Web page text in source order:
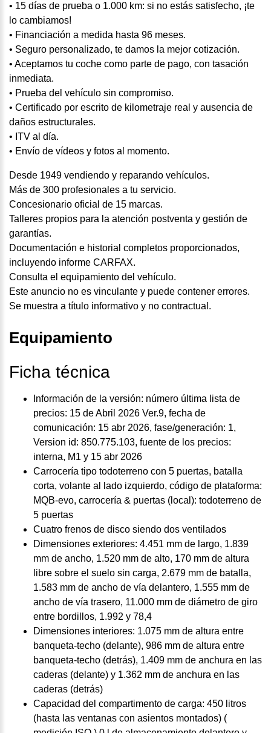
• 15 días de prueba o 1.000 km: si no estás satisfecho, ¡te
lo cambiamos!
• Financiación a medida hasta 96 meses.
• Seguro personalizado, te damos la mejor cotización.
• Aceptamos tu coche como parte de pago, con tasación
inmediata.
• Prueba del vehículo sin compromiso.
• Certificado por escrito de kilometraje real y ausencia de
daños estructurales.
• ITV al día.
• Envío de vídeos y fotos al momento.
Desde 1949 vendiendo y reparando vehículos.
Más de 300 profesionales a tu servicio.
Concesionario oficial de 15 marcas.
Talleres propios para la atención postventa y gestión de
garantías.
Documentación e historial completos proporcionados,
incluyendo informe CARFAX.
Consulta el equipamiento del vehículo.
Este anuncio no es vinculante y puede contener errores.
Se muestra a título informativo y no contractual.
Equipamiento
Ficha técnica
Información de la versión: número última lista de
precios: 15 de Abril 2026 Ver.9, fecha de
comunicación: 15 abr 2026, fase/generación: 1,
Version id: 850.775.103, fuente de los precios:
interna, M1 y 15 abr 2026
Carrocería tipo todoterreno con 5 puertas, batalla
corta, volante al lado izquierdo, código de plataforma:
MQB-evo, carrocería & puertas (local): todoterreno de
5 puertas
Cuatro frenos de disco siendo dos ventilados
Dimensiones exteriores: 4.451 mm de largo, 1.839
mm de ancho, 1.520 mm de alto, 170 mm de altura
libre sobre el suelo sin carga, 2.679 mm de batalla,
1.583 mm de ancho de vía delantero, 1.555 mm de
ancho de vía trasero, 11.000 mm de diámetro de giro
entre bordillos, 1.992 y 78,4
Dimensiones interiores: 1.075 mm de altura entre
banqueta-techo (delante), 986 mm de altura entre
banqueta-techo (detrás), 1.409 mm de anchura en las
caderas (delante) y 1.362 mm de anchura en las
caderas (detrás)
Capacidad del compartimento de carga: 450 litros
(hasta las ventanas con asientos montados) (